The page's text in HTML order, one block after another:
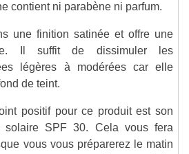
contient ni parabène ni parfum.
une finition satinée et offre une
Il suffit de dissimuler les
légères à modérées car elle
de teint.
positif pour ce produit est son
solaire SPF 30. Cela vous fera
vous vous préparerez le matin